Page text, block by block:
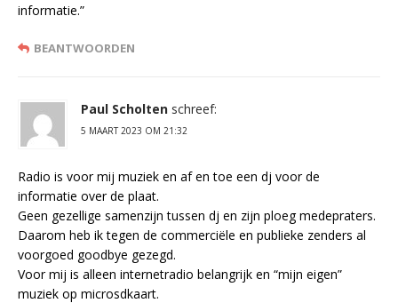
informatie.”
BEANTWOORDEN
Paul Scholten schreef:
5 MAART 2023 OM 21:32
Radio is voor mij muziek en af en toe een dj voor de
informatie over de plaat.
Geen gezellige samenzijn tussen dj en zijn ploeg medepraters.
Daarom heb ik tegen de commerciële en publieke zenders al
voorgoed goodbye gezegd.
Voor mij is alleen internetradio belangrijk en “mijn eigen”
muziek op microsdkaart.